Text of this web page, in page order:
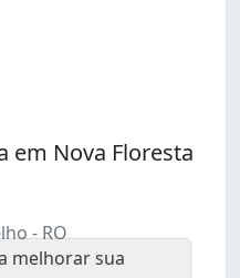
em Nova Floresta
- RO
melhorar sua